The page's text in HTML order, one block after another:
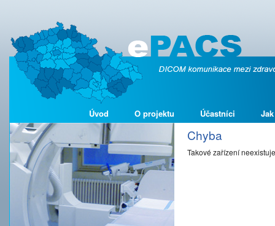
Úvod O projektu Účastníci
Chyba
Takové zařízení neexistuje